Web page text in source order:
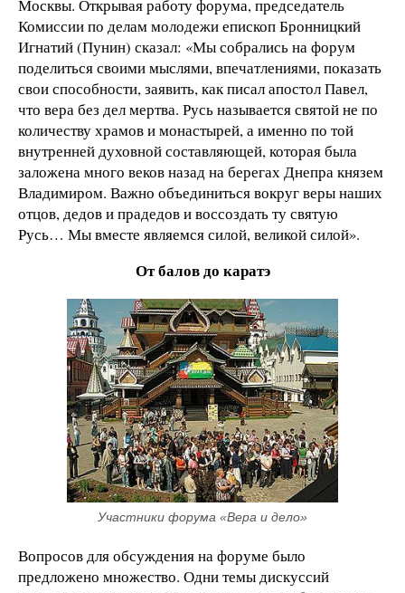
Москвы. Открывая работу форума, председатель
Комиссии по делам молодежи епископ Бронницкий
Игнатий (Пунин) сказал: «Мы собрались на форум
поделиться своими мыслями, впечатлениями, показать
свои способности, заявить, как писал апостол Павел,
что вера без дел мертва. Русь называется святой не по
количеству храмов и монастырей, а именно по той
внутренней духовной составляющей, которая была
заложена много веков назад на берегах Днепра князем
Владимиром. Важно объединиться вокруг веры наших
отцов, дедов и прадедов и воссоздать ту святую
Русь… Мы вместе являемся силой, великой силой».
От балов до каратэ
Участники форума «Вера и дело»
Вопросов для обсуждения на форуме было
предложено множество. Одни темы дискуссий